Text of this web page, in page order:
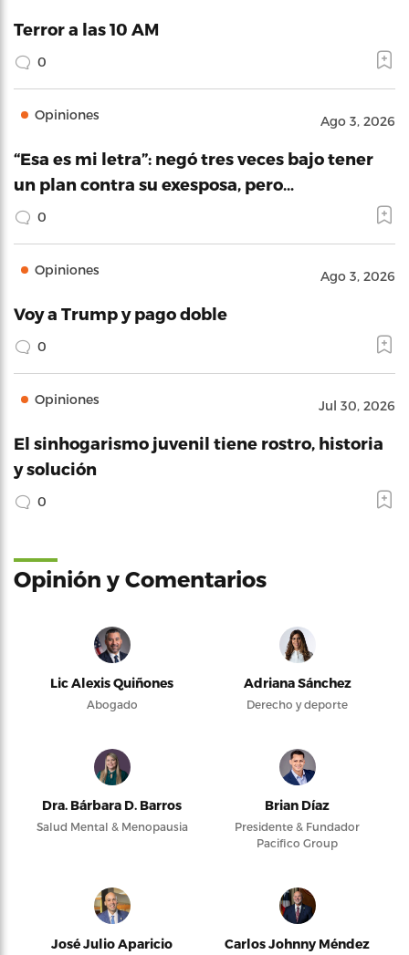
Terror a las 10 AM
0
Opiniones Ago 3, 2026
“Esa es mi letra”: negó tres veces bajo tener
un plan contra su exesposa, pero…
0
Opiniones Ago 3, 2026
Voy a Trump y pago doble
0
Opiniones Jul 30, 2026
El sinhogarismo juvenil tiene rostro, historia
y solución
0
Opinión y Comentarios
Lic Alexis Quiñones
Abogado
Adriana Sánchez
Derecho y deporte
Dra. Bárbara D. Barros
Salud Mental & Menopausia
Brian Díaz
Presidente & Fundador
Pacifico Group
José Julio Aparicio
Carlos Johnny Méndez